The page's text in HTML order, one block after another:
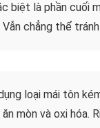
biệt là phần cuối
chẳng thể
loại mái tôn
mòn và oxi hóa.